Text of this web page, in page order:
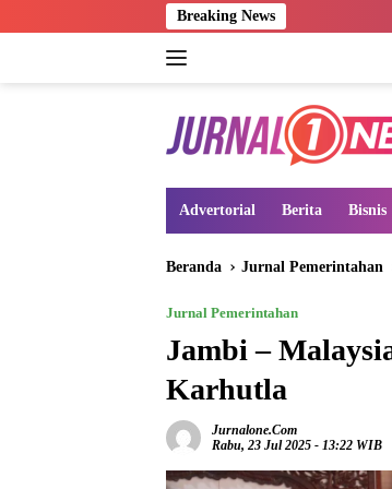
ke
Breaking News
Advertorial Berita Bisnis
Beranda Jurnal Pemerintahan
Jurnal Pemerintahan
Jambi –
Karhutla
Jurnalone.com
Rabu, 23 Jul 2025 - 13:22 WIB